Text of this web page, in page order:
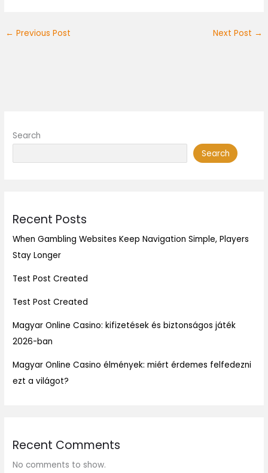
← Previous Post Next Post →
Search
Search
Recent Posts
When Gambling Websites Keep Navigation Simple, Players
Stay Longer
Test Post Created
Test Post Created
Magyar Online Casino: kifizetések és biztonságos játék
2026-ban
Magyar Online Casino élmények: miért érdemes felfedezni
ezt a világot?
Recent Comments
No comments to show.